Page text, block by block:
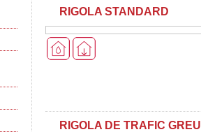
RIGOLA STANDARD
RIGOLA DE TRAFIC GREU